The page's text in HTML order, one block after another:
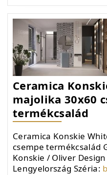
Ceramica
majolika 30x60
termékcsalád
Ceramica Konskie
csempe termékcsalád
Konskie / Oliver
Lengyelország Széria: